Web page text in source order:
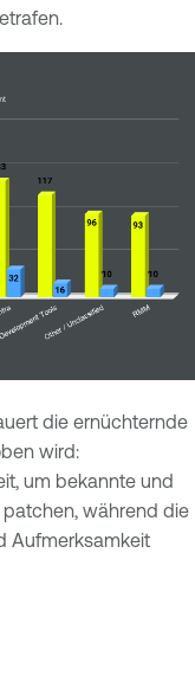
die ernüchternde
wird:
um bekannte und
während die
Aufmerksamkeit